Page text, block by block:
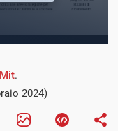
Mit.
2024)